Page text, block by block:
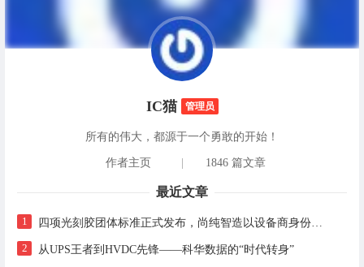
IC猫 管理员
所有的伟大，都源于一个勇敢的开始！
作者主页 | 1846 篇文章
最近文章
1
2 从UPS王者到HVDC先锋——科华数据的“时代转身”